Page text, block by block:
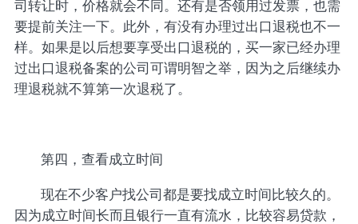
司转让时，价格就会不同。还有是否领用过发票，也需
要提前关注一下。此外，有没有办理过出口退税也不一
样。如果是以后想要享受出口退税的，买一家已经办理
过出口退税备案的公司可谓明智之举，因为之后继续办
理退税就不算第一次退税了。
第四，查看成立时间
现在不少客户找公司都是要找成立时间比较久的。
因为成立时间长而且银行一直有流水，比较容易贷款，